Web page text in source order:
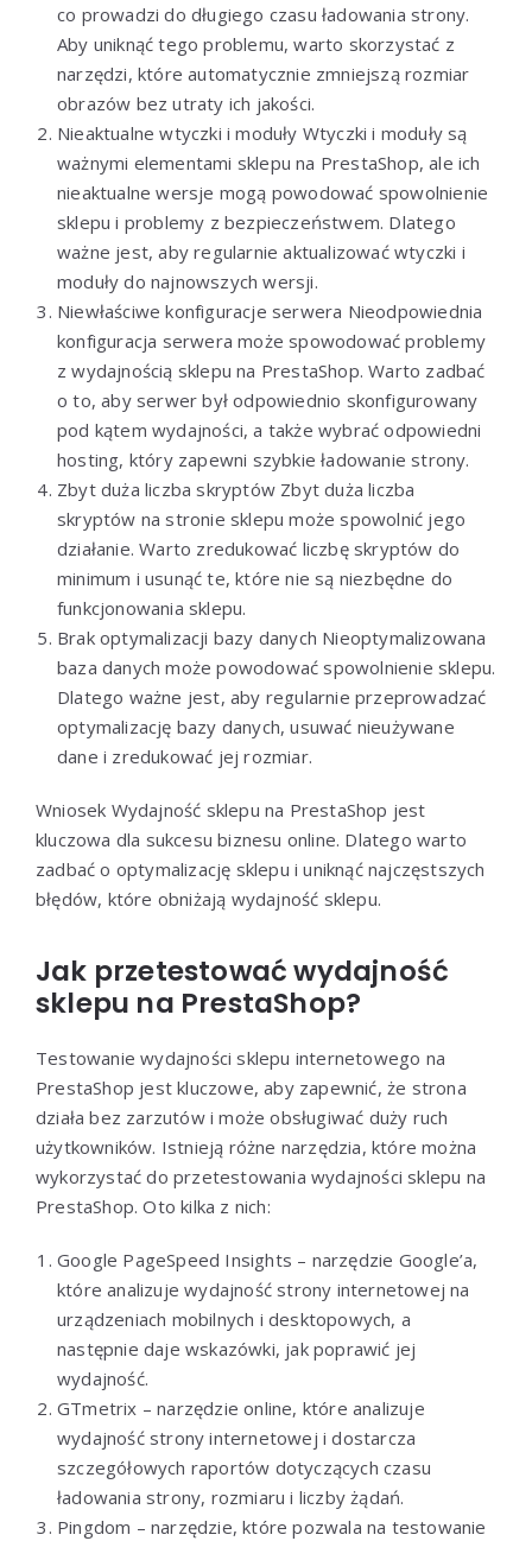
co prowadzi do długiego czasu ładowania strony.
Aby uniknąć tego problemu, warto skorzystać z
narzędzi, które automatycznie zmniejszą rozmiar
obrazów bez utraty ich jakości.
Nieaktualne wtyczki i moduły Wtyczki i moduły są
ważnymi elementami sklepu na PrestaShop, ale ich
nieaktualne wersje mogą powodować spowolnienie
sklepu i problemy z bezpieczeństwem. Dlatego
ważne jest, aby regularnie aktualizować wtyczki i
moduły do najnowszych wersji.
Niewłaściwe konfiguracje serwera Nieodpowiednia
konfiguracja serwera może spowodować problemy
z wydajnością sklepu na PrestaShop. Warto zadbać
o to, aby serwer był odpowiednio skonfigurowany
pod kątem wydajności, a także wybrać odpowiedni
hosting, który zapewni szybkie ładowanie strony.
Zbyt duża liczba skryptów Zbyt duża liczba
skryptów na stronie sklepu może spowolnić jego
działanie. Warto zredukować liczbę skryptów do
minimum i usunąć te, które nie są niezbędne do
funkcjonowania sklepu.
Brak optymalizacji bazy danych Nieoptymalizowana
baza danych może powodować spowolnienie sklepu.
Dlatego ważne jest, aby regularnie przeprowadzać
optymalizację bazy danych, usuwać nieużywane
dane i zredukować jej rozmiar.
Wniosek Wydajność sklepu na PrestaShop jest
kluczowa dla sukcesu biznesu online. Dlatego warto
zadbać o optymalizację sklepu i uniknąć najczęstszych
błędów, które obniżają wydajność sklepu.
Jak przetestować wydajność
sklepu na PrestaShop?
Testowanie wydajności sklepu internetowego na
PrestaShop jest kluczowe, aby zapewnić, że strona
działa bez zarzutów i może obsługiwać duży ruch
użytkowników. Istnieją różne narzędzia, które można
wykorzystać do przetestowania wydajności sklepu na
PrestaShop. Oto kilka z nich:
Google PageSpeed Insights – narzędzie Google’a,
które analizuje wydajność strony internetowej na
urządzeniach mobilnych i desktopowych, a
następnie daje wskazówki, jak poprawić jej
wydajność.
GTmetrix – narzędzie online, które analizuje
wydajność strony internetowej i dostarcza
szczegółowych raportów dotyczących czasu
ładowania strony, rozmiaru i liczby żądań.
Pingdom – narzędzie, które pozwala na testowanie